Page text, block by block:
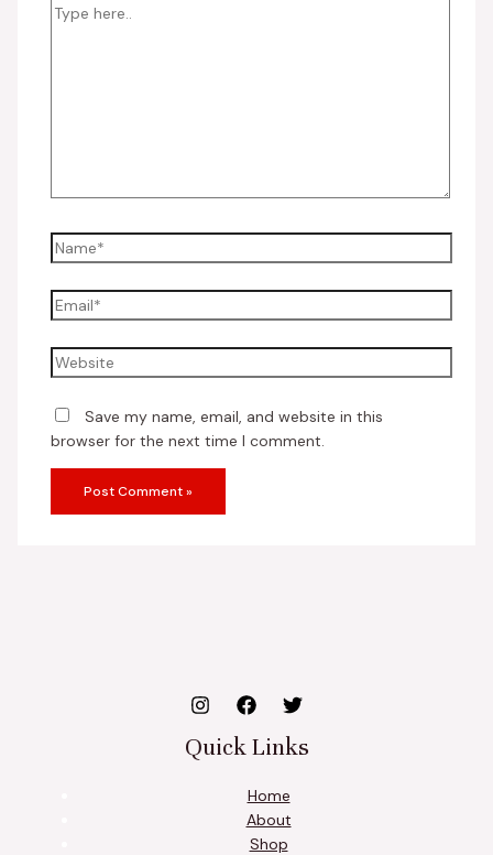
Save my name, email, and website in this
browser for the next time I comment.
Quick Links
Home
About
Shop